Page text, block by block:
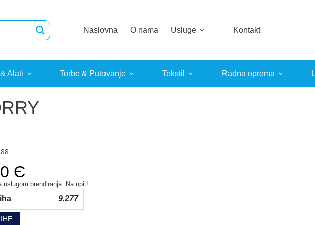
Naslovna
O nama Usluge Kontakt
Alati Torbe & Putovanje Tekstil Radna oprema
Є
uslugom brendiranja: Na upit!
9.277